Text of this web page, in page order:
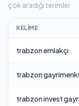
çok aradığı terimler
KELIME
trabzon emlakçı
trabzon
trabzon invest